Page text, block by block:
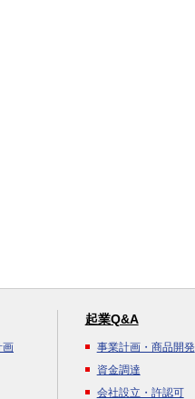
画
起業Q&A
事業計画・商品開発
資金調達
会社設立・許認可